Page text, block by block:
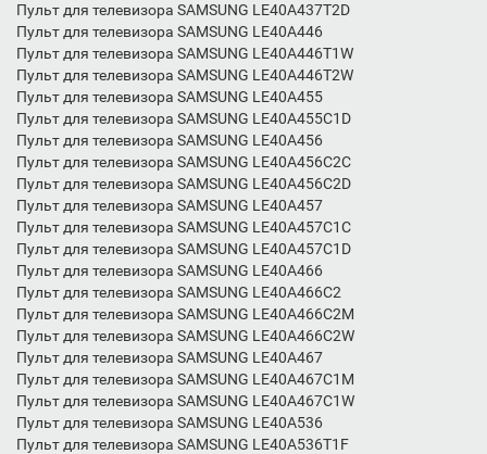
Пульт для телевизора SAMSUNG LE40A437T2D
Пульт для телевизора SAMSUNG LE40A446
Пульт для телевизора SAMSUNG LE40A446T1W
Пульт для телевизора SAMSUNG LE40A446T2W
Пульт для телевизора SAMSUNG LE40A455
Пульт для телевизора SAMSUNG LE40A455C1D
Пульт для телевизора SAMSUNG LE40A456
Пульт для телевизора SAMSUNG LE40A456C2C
Пульт для телевизора SAMSUNG LE40A456C2D
Пульт для телевизора SAMSUNG LE40A457
Пульт для телевизора SAMSUNG LE40A457C1C
Пульт для телевизора SAMSUNG LE40A457C1D
Пульт для телевизора SAMSUNG LE40A466
Пульт для телевизора SAMSUNG LE40A466C2
Пульт для телевизора SAMSUNG LE40A466C2M
Пульт для телевизора SAMSUNG LE40A466C2W
Пульт для телевизора SAMSUNG LE40A467
Пульт для телевизора SAMSUNG LE40A467C1M
Пульт для телевизора SAMSUNG LE40A467C1W
Пульт для телевизора SAMSUNG LE40A536
Пульт для телевизора SAMSUNG LE40A536T1F